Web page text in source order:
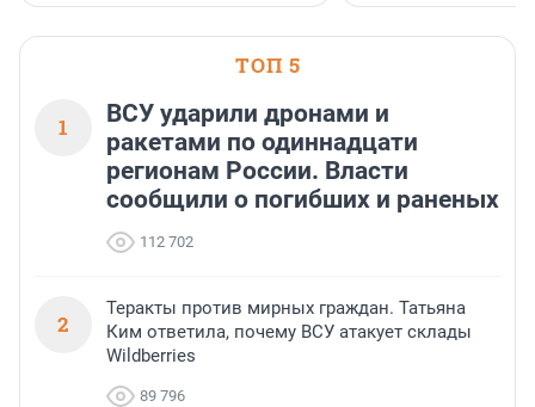
ТОП 5
1
ВСУ ударили дронами и
ракетами по одиннадцати
регионам России. Власти
сообщили о погибших и раненых
112 702
2
Теракты против мирных граждан. Татьяна
Ким ответила, почему ВСУ атакует склады
Wildberries
89 796